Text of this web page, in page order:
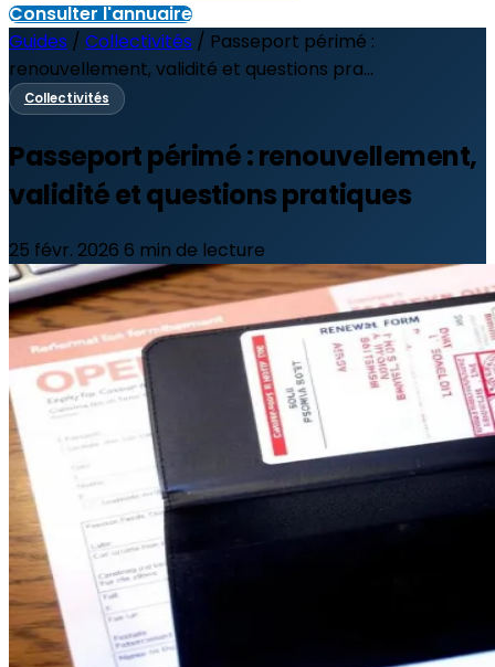
Consulter l'annuaire
Guides / Collectivités / Passeport périmé :
renouvellement, validité et questions pra...
Collectivités
Passeport périmé : renouvellement,
validité et questions pratiques
25 févr. 2026 6 min de lecture